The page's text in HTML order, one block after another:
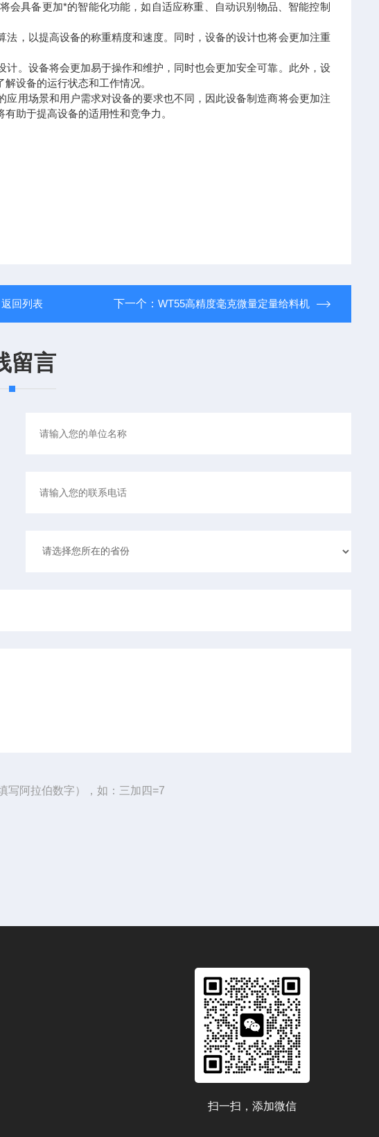
会具备更加*的智能化功能，如自适应称重、自动识别物品、智能控制
，以提高设备的称重精度和速度。同时，设备的设计也将会更加注重
。设备将会更加易于操作和维护，同时也会更加安全可靠。此外，设
设备的运行状态和工作情况。
用场景和用户需求对设备的要求也不同，因此设备制造商将会更加注
助于提高设备的适用性和竞争力。
返回列表 下一个： WT55高精度毫克微量定量给料机
留言
写阿拉伯数字），如：三加四=7
扫一扫，添加微信